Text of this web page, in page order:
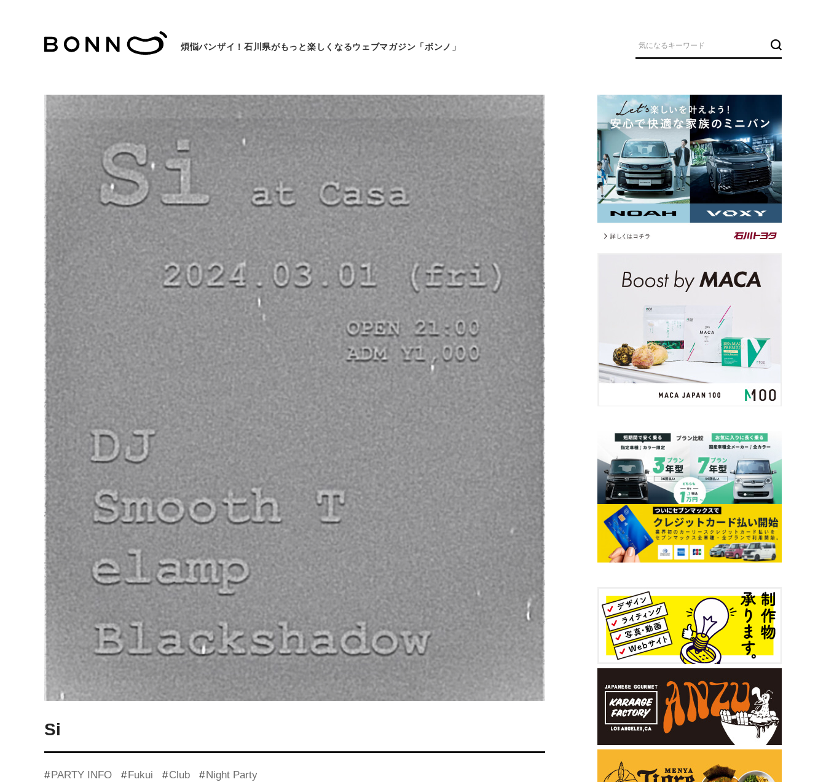
煩悩バンザイ！石川県がもっと楽しくなるウェブマガジン「ボンノ」
Si
PARTY INFO Fukui Club Night Party